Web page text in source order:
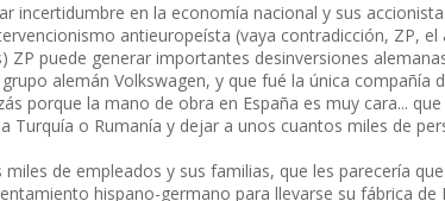
incertidumbre en la economía nacional y sus
antieuropeísta (vaya contradicción, ZP, el
ZP puede generar importantes desinversiones
alemán Volkswagen, y que fué la única compañía
porque la mano de obra en España es muy cara...
Turquía o Rumanía y dejar a unos cuantos miles de
miles de empleados y sus familias, que les parecería
hispano-germano para llevarse su fábrica de